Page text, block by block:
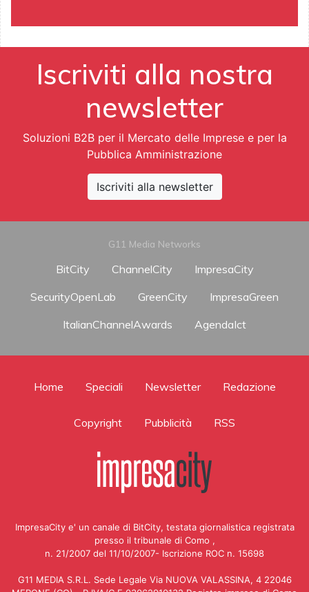
Iscriviti alla nostra
newsletter
Soluzioni B2B per il Mercato delle Imprese e per la
Pubblica Amministrazione
Iscriviti alla newsletter
G11 Media Networks
BitCity ChannelCity
ImpresaCity
SecurityOpenLab
GreenCity
ImpresaGreen
ItalianChannelAwards
AgendaIct
Home Speciali Newsletter Redazione
Copyright Pubblicità RSS
ImpresaCity e' un canale di BitCity, testata giornalistica registrata
presso il tribunale di Como ,
n. 21/2007 del 11/10/2007- Iscrizione ROC n. 15698
G11 MEDIA S.R.L. Sede Legale Via NUOVA VALASSINA, 4 22046